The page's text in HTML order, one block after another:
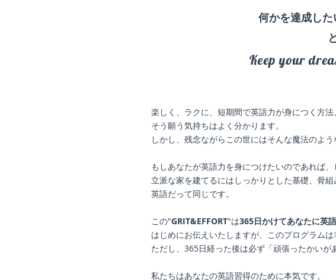
何かを達成した
Keep your
楽しく、ラクに、短期間で英語力が身につく方法
そう願う気持ちはよく分かります。
しかし、残念ながらこの世にはそんな魔法のよう
もしあなたが英語力を身につけたいのであれば
立派な家を建てるにはしっかりとした基礎、骨
英語だって同じです。
この"GRIT&EFFORT"は365日かけてあなたに英
はじめにお伝えいたしますが、このプログラム
ただし、365日経った後は必ず「頑張ったかいが
私たちはあなたの英語習得のために本気です。